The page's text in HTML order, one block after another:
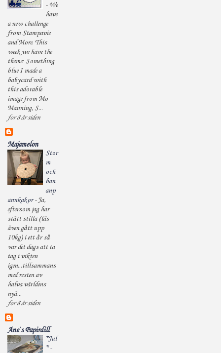
-We
have
a new challenge
from Stampavie
and More. This
week we have the
theme: Something
blue I made a
babycard with
this adorable
image from Mo
Manning, S...
for 8 år siden
Majamelon
Stor
m
och
ban
anp
annkakor-Ja,
eftersom jag har
stått stilla (läs
även gått upp
10kg) i ett år så
var det dags att ta
tag i vikten
igen...tillsammans
med resten av
halva världens
nyå...
for 8 år siden
Ane`s Papirdill
*Jul
* -